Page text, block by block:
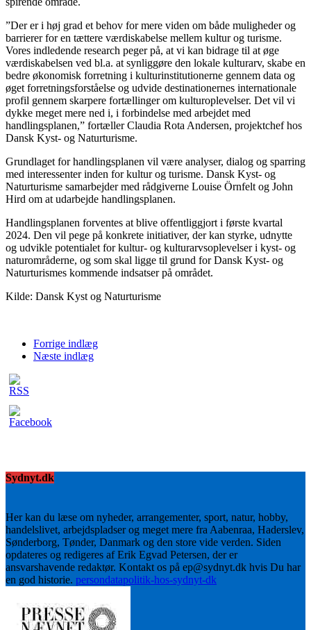
”Der er i høj grad et behov for mere viden om både muligheder og
barrierer for en tættere værdiskabelse mellem kultur og turisme.
Vores indledende research peger på, at vi kan bidrage til at øge
værdiskabelsen ved bl.a. at synliggøre den lokale kulturarv, skabe en
bedre økonomisk forretning i kulturinstitutionerne gennem data og
øget forretningsforståelse og udvide destinationernes internationale
profil gennem skarpere fortællinger om kulturoplevelser. Det vil vi
dykke meget mere ned i, i forbindelse med arbejdet med
handlingsplanen,” fortæller Claudia Rota Andersen, projektchef hos
Dansk Kyst- og Naturturisme.
Grundlaget for handlingsplanen vil være analyser, dialog og sparring
med interessenter inden for kultur og turisme. Dansk Kyst- og
Naturturisme samarbejder med rådgiverne Louise Örnfelt og John
Hird om at udarbejde handlingsplanen.
Handlingsplanen forventes at blive offentliggjort i første kvartal
2024. Den vil pege på konkrete initiativer, der kan styrke, udnytte
og udvikle potentialet for kultur- og kulturarvsoplevelser i kyst- og
naturområderne, og som skal ligge til grund for Dansk Kyst- og
Naturturismes kommende indsatser på området.
Kilde: Dansk Kyst og Naturturisme
Forrige indlæg
Næste indlæg
Sydnyt.dk
Her kan du læse om nyheder, arrangementer, sport, natur, hobby,
handelslivet, arbejdspladser og meget mere fra Aabenraa, Haderslev,
Sønderborg, Tønder, Danmark og den store vide verden. Siden
opdateres og redigeres af Erik Egvad Petersen, der er
ansvarshavende redaktør. Kontakt os på ep@sydnyt.dk hvis Du har
en god historie. persondatapolitik-hos-sydnyt-dk